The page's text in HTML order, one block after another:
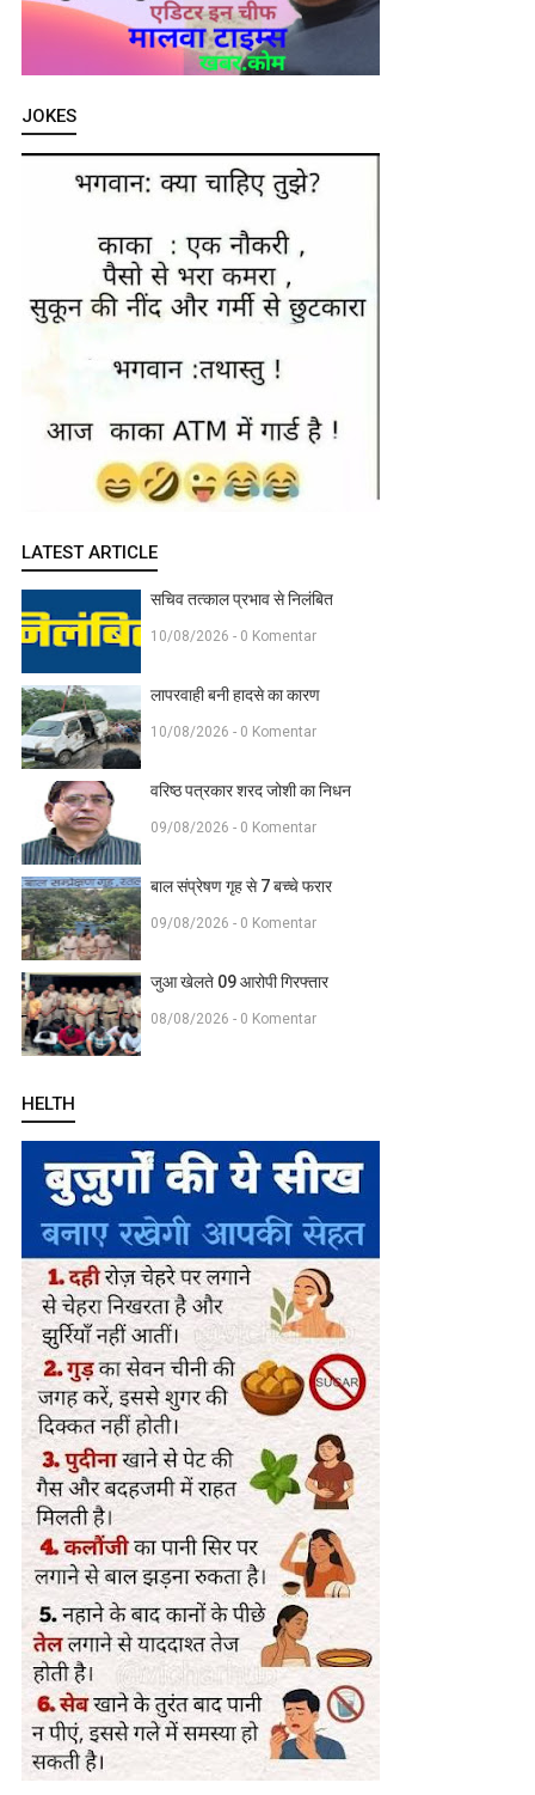
JOKES
LATEST ARTICLE
सचिव तत्काल प्रभाव से निलंबित
10/08/2026 - 0 Komentar
लापरवाही बनी हादसे का कारण
10/08/2026 - 0 Komentar
वरिष्ठ पत्रकार शरद जोशी का निधन
09/08/2026 - 0 Komentar
बाल संप्रेषण गृह से 7 बच्चे फरार
09/08/2026 - 0 Komentar
जुआ खेलते 09 आरोपी गिरफ्तार
08/08/2026 - 0 Komentar
HELTH